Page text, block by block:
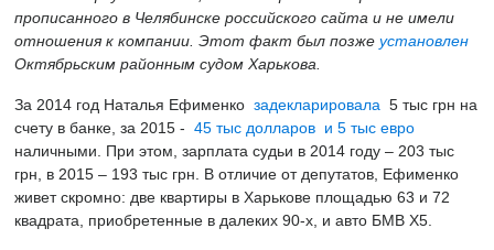
прописанного в Челябинске российского сайта и не имели
отношения к компании. Этот факт был позже установлен
Октябрьским районным судом Харькова.
За 2014 год Наталья Ефименко задекларировала 5 тыс грн на
счету в банке, за 2015 - 45 тыс долларов и 5 тыс евро
наличными. При этом, зарплата судьи в 2014 году – 203 тыс
грн, в 2015 – 193 тыс грн. В отличие от депутатов, Ефименко
живет скромно: две квартиры в Харькове площадью 63 и 72
квадрата, приобретенные в далеких 90-х, и авто БМВ Х5.